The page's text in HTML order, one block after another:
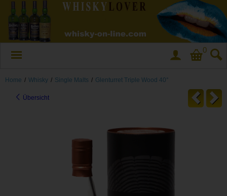
0
Home / Whisky / Single Malts / Glenturret Triple Wood 40°
Übersicht